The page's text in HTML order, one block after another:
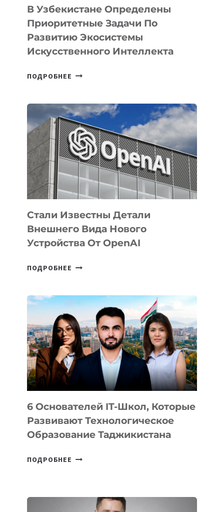
В Узбекистане Определены
Приоритетные Задачи По
Развитию Экосистемы
Искусственного Интеллекта
ПОДРОБНЕЕ В
ПРИОРИТЕТНЫЕ
ЗАДАЧИ
ПО
РАЗВИТИЮ
ЭКОСИСТЕМЫ
ИСКУССТВЕННОГО
ИНТЕЛЛЕКТА
Стали Известны Детали
Внешнего Вида Нового
Устройства От OpenAI
ПОДРОБНЕЕ СТАЛИ
ВНЕШНЕГО
ВИДА
НОВОГО
УСТРОЙСТВА
ОТ
OPENAI
6 Основателей IT-Школ, Которые
Развивают Технологическое
Образование Таджикистана
ПОДРОБНЕЕ
КОТОРЫЕ